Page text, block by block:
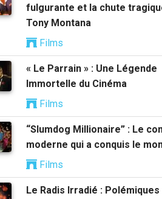
fulgurante et la chute
Tony Montana
Films
« Le Parrain » : Une Légende
Immortelle du Cinéma
Films
“Slumdog Millionaire” : Le
moderne qui a conquis le
Films
Le Radis Irradié :